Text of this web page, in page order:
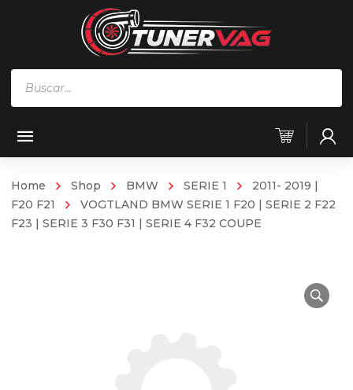
Home Shop BMW SERIE 1
2011- 2019 |
F20 F21
VOGTLAND BMW SERIE 1 F20 | SERIE 2 F22
F23 | SERIE 3 F30 F31 | SERIE 4 F32 COUPE